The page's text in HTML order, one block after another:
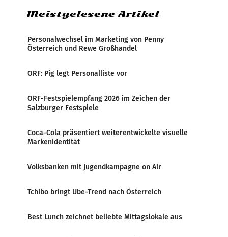
Meistgelesene Artikel
Personalwechsel im Marketing von Penny
Österreich und Rewe Großhandel
ORF: Pig legt Personalliste vor
ORF-Festspielempfang 2026 im Zeichen der
Salzburger Festspiele
Coca-Cola präsentiert weiterentwickelte visuelle
Markenidentität
Volksbanken mit Jugendkampagne on Air
Tchibo bringt Ube-Trend nach Österreich
Best Lunch zeichnet beliebte Mittagslokale aus